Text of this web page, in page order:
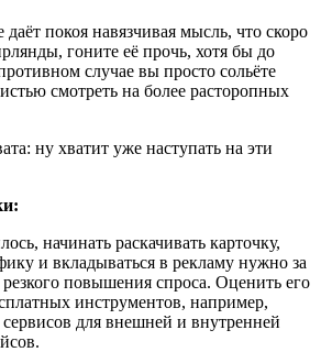
покоя навязчивая мысль, что скоро
гоните её прочь, хотя бы до
случае вы просто сольёте
смотреть на более расторопных
начинать раскачивать карточку,
и вкладываться в рекламу нужно за
резкого повышения спроса. Оценить его
инструментов, например,
для внешней и внутренней